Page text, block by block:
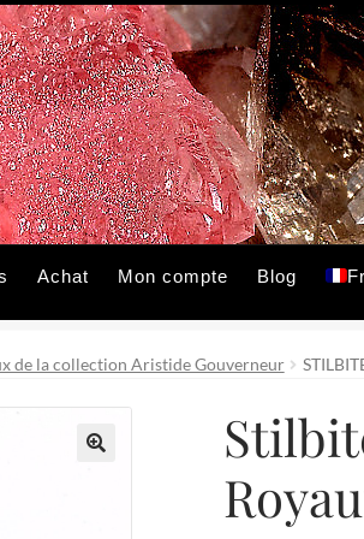
Achat Mon compte Blog
de la collection Aristide Gouverneur